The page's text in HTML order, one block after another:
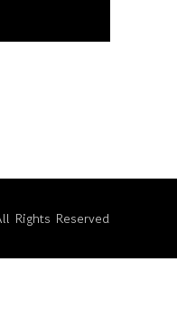
Rights Reserved